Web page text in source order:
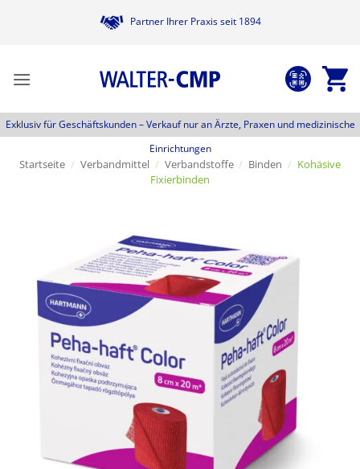
Partner Ihrer Praxis seit 1894
Exklusiv für Geschäftskunden –Verkauf nur an Ärzte, Praxen und medizinische
Einrichtungen
Startseite / Verbandmittel / Verbandstoffe / Binden / Kohäsive
Fixierbinden